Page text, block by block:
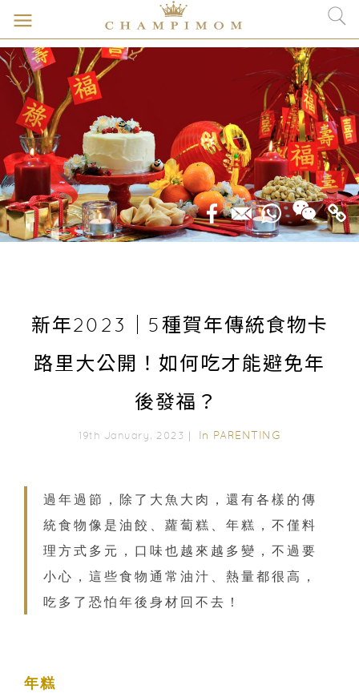
新年2023｜5種賀年傳統食物卡
路里大公開！如何吃才能避免年
後發福？
19th January, 2023｜ In PARENTING
過年過節，除了大魚大肉，還有各樣的傳
統食物像是油餃、蘿蔔糕、年糕，不僅料
理方式多元，口味也越來越多變，不過要
小心，這些食物通常油汁、熱量都很高，
吃多了恐怕年後身材回不去！
年糕